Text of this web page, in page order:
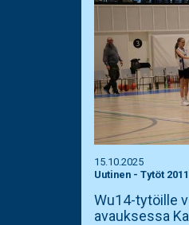
15.10.2025
Uutinen - Tytöt
Wu14-tytöille
avauksessa